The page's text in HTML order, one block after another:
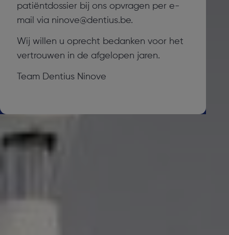
patiëntdossier bij ons opvragen per e-
mail via ninove@dentius.be.
Wij willen u oprecht bedanken voor het
vertrouwen in de afgelopen jaren.
Team Dentius Ninove